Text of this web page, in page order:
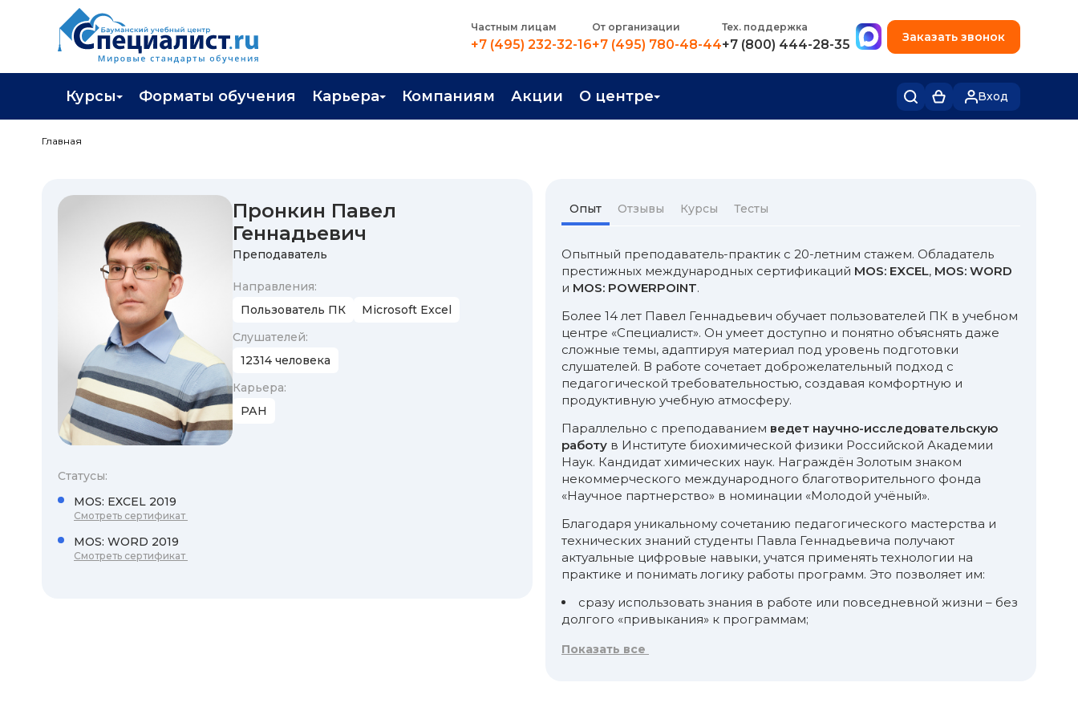
Частным лицам
+7 (495) 232-32-16
От организации
+7 (495) 780-48-44
Тех. поддержка
+7 (800) 444-28-35
+7 (495) 780-48-49
Заказать звонок
Курсы
Профессиональная переподготовка
Экзамены вендоров
Программа лояльности
Подарить сертификат на обучение
Форматы обучения Карьера
Работа в Центре
Компаниям Акции О центре
Вакансии
Вход
Главная
Пронкин Павел
Геннадьевич
Преподаватель
Направления:
Пользователь ПК
Microsoft Excel
Cлушателей:
12314 человека
Карьера:
РАН
Статусы:
MOS: EXCEL 2019
Смотреть сертификат
MOS: WORD 2019
Смотреть сертификат
Опыт Отзывы Курсы Тесты
Опытный преподаватель-практик с 20-летним стажем. Обладатель
престижных международных сертификаций MOS: EXCEL, MOS: WORD
и MOS: POWERPOINT.
Более 14 лет Павел Геннадьевич обучает пользователей ПК в учебном
центре «Специалист». Он умеет доступно и понятно объяснять даже
сложные темы, адаптируя материал под уровень подготовки
слушателей. В работе сочетает доброжелательный подход с
педагогической требовательностью, создавая комфортную и
продуктивную учебную атмосферу.
Параллельно с преподаванием ведет научно-исследовательскую
работу в Институте биохимической физики Российской Академии
Наук. Кандидат химических наук. Награждён Золотым знаком
некоммерческого международного благотворительного фонда
«Научное партнерство» в номинации «Молодой учёный».
Благодаря уникальному сочетанию педагогического мастерства и
технических знаний студенты Павла Геннадьевича получают
актуальные цифровые навыки, учатся применять технологии на
практике и понимать логику работы программ. Это позволяет им:
сразу использовать знания в работе или повседневной жизни – без
долгого «привыкания» к программам;
усвоены принципы, а не просто заучены кнопки;
Показать все